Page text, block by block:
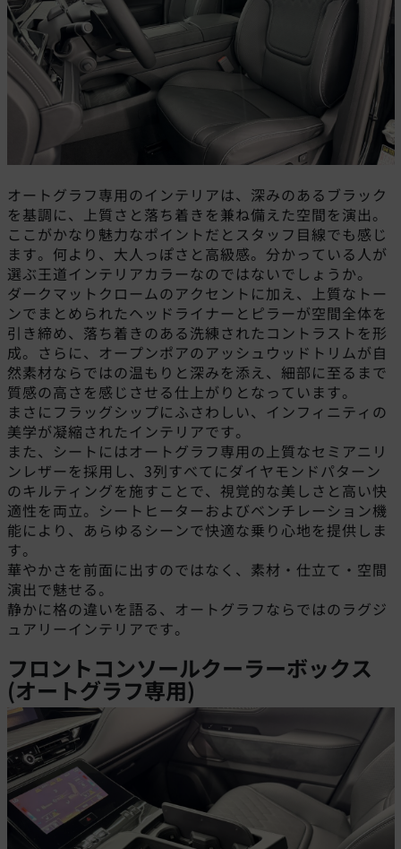
オートグラフ専用のインテリアは、深みのあるブラック
を基調に、上質さと落ち着きを兼ね備えた空間を演出。
ここがかなり魅力なポイントだとスタッフ目線でも感じ
ます。何より、大人っぽさと高級感。分かっている人が
選ぶ王道インテリアカラーなのではないでしょうか。
ダークマットクロームのアクセントに加え、上質なトー
ンでまとめられたヘッドライナーとピラーが空間全体を
引き締め、落ち着きのある洗練されたコントラストを形
成。さらに、オープンポアのアッシュウッドトリムが自
然素材ならではの温もりと深みを添え、細部に至るまで
質感の高さを感じさせる仕上がりとなっています。
まさにフラッグシップにふさわしい、インフィニティの
美学が凝縮されたインテリアです。
また、シートにはオートグラフ専用の上質なセミアニリ
ンレザーを採用し、3列すべてにダイヤモンドパターン
のキルティングを施すことで、視覚的な美しさと高い快
適性を両立。シートヒーターおよびベンチレーション機
能により、あらゆるシーンで快適な乗り心地を提供しま
す。
華やかさを前面に出すのではなく、素材・仕立て・空間
演出で魅せる。
静かに格の違いを語る、オートグラフならではのラグジ
ュアリーインテリアです。
フロントコンソールクーラーボックス
(オートグラフ専用)